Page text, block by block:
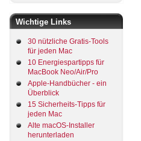
Wichtige Links
30 nützliche Gratis-Tools
für jeden Mac
10 Energiespartipps für
MacBook Neo/Air/Pro
Apple-Handbücher - ein
Überblick
15 Sicherheits-Tipps für
jeden Mac
Alte macOS-Installer
herunterladen